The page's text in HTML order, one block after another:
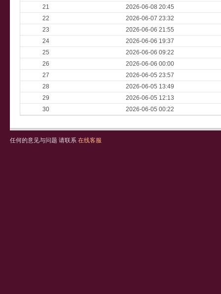
21
2026-06-08 20:45
22
2026-06-07 23:32
23
2026-06-06 21:55
24
2026-06-06 19:37
25
2026-06-06 09:22
26
2026-06-06 00:00
27
2026-06-05 23:57
28
2026-06-05 13:49
29
2026-06-05 12:13
30
2026-06-05 00:22
任何的意见与问题 请联系 在线客服